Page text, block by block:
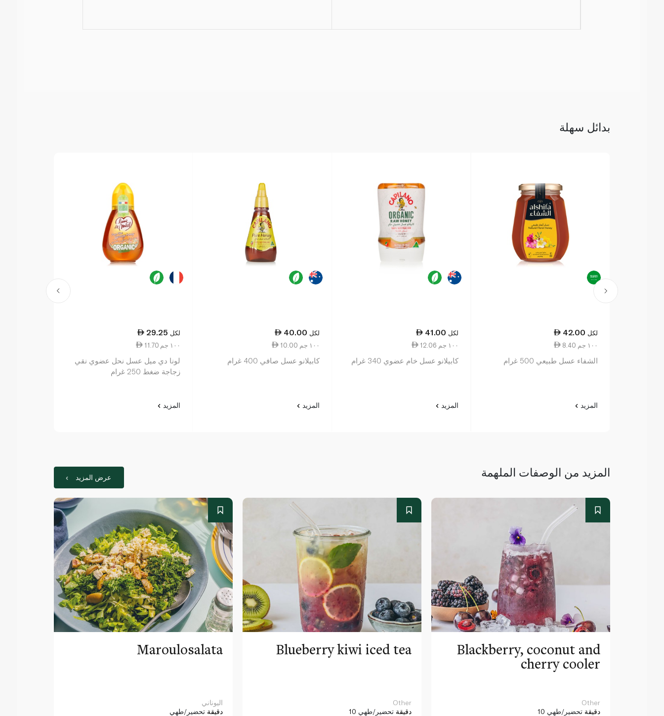
بدائل سهلة
42.00 لكل
8.40 ١٠٠ جم
الشفاء عسل طبيعي 500 غرام
المزيد
41.00 لكل
12.06 ١٠٠ جم
كابيلانو عسل خام عضوي 340 غرام
المزيد
40.00 لكل
10.00 ١٠٠ جم
كابيلانو عسل صافي 400 غرام
المزيد
29.25 لكل
11.70 ١٠٠ جم
لونا دي ميل عسل نحل عضوي نقي
زجاجة ضغط 250 غرام
المزيد
المزيد من الوصفات الملهمة عرض المزيد
Maroulosalata
اليوناني
دقيقة تحضير/طهي
Blueberry kiwi iced tea
Other
10 دقيقة تحضير/طهي
Blackberry, coconut and
cherry cooler
Other
10 دقيقة تحضير/طهي